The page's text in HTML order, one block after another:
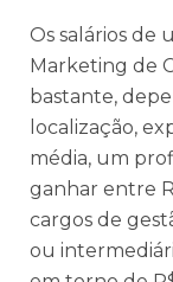
Os salários de
Marketing de
bastante,
localização,
média, um
ganhar entre
cargos de
ou